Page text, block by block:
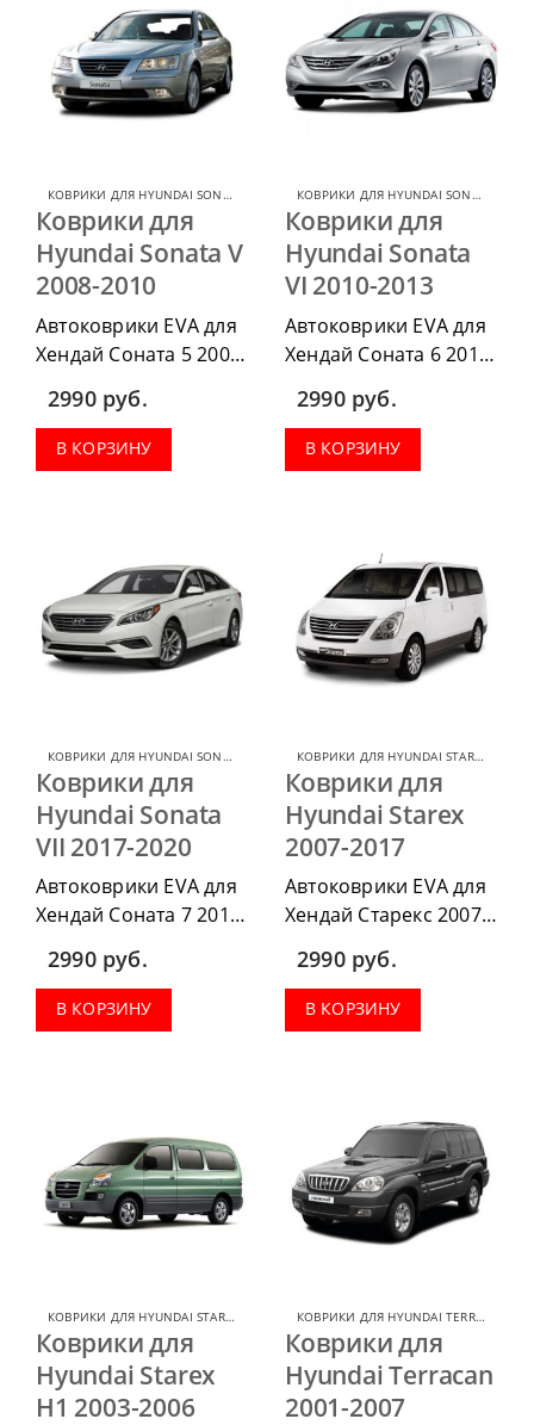
КОВРИКИ ДЛЯ HYUNDAI SONATA КОВРИКИ ДЛЯ HYUNDAI
Коврики для
Hyundai Sonata V
2008-2010
Автоковрики EVA для
Хендай Соната 5 2008-
приобрести в
комплектации:
водительский коврик,
2990 руб.
В КОРЗИНУ
КОВРИКИ ДЛЯ HYUNDAI SONATA
Коврики для
Hyundai Sonata
VI 2010-2013
Автоковрики EVA для
Хендай Соната 6 2010-
приобрести в
комплектации:
водительский коврик,
багажник.
2990 руб.
В КОРЗИНУ
КОВРИКИ ДЛЯ HYUNDAI SONATA КОВРИКИ ДЛЯ HYUNDAI
Коврики для
Hyundai Sonata
VII 2017-2020
Автоковрики EVA для
Хендай Соната 7 2017-
приобрести в
комплектации:
водительский коврик,
2990 руб.
В КОРЗИНУ
КОВРИКИ ДЛЯ HYUNDAI STAREX
Коврики для
Hyundai Starex
2007-2017
Автоковрики EVA для
Хендай Старекс 2007-
приобрести в
комплектации:
водительский коврик,
2990 руб.
В КОРЗИНУ
КОВРИКИ ДЛЯ HYUNDAI STAREX КОВРИКИ ДЛЯ HYUNDAI
Коврики для
Hyundai Starex
H1 2003-2006
КОВРИКИ ДЛЯ HYUNDAI TERRACAN
Коврики для
Hyundai Terracan
2001-2007